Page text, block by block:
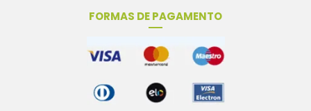
FORMAS DE PAGAMENTO